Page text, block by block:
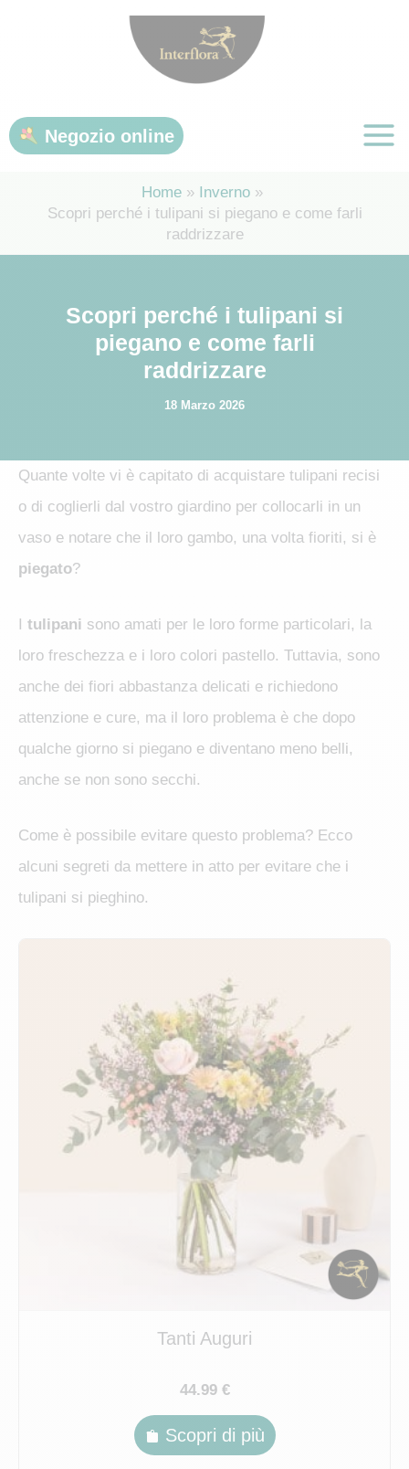
Negozio online
Home
Inverno
Scopri perché i tulipani si piegano e come farli
raddrizzare
Scopri perché i tulipani si
piegano e come farli
raddrizzare
18 Marzo 2026
Quante volte vi è capitato di acquistare tulipani recisi
o di coglierli dal vostro giardino per collocarli in un
vaso e notare che il loro gambo, una volta fioriti, si è
piegato?
I tulipani sono amati per le loro forme particolari, la
loro freschezza e i loro colori pastello. Tuttavia, sono
anche dei fiori abbastanza delicati e richiedono
attenzione e cure, ma il loro problema è che dopo
qualche giorno si piegano e diventano meno belli,
anche se non sono secchi.
Come è possibile evitare questo problema? Ecco
alcuni segreti da mettere in atto per evitare che i
tulipani si pieghino.
Tanti Auguri
44.99 €
Scopri di più